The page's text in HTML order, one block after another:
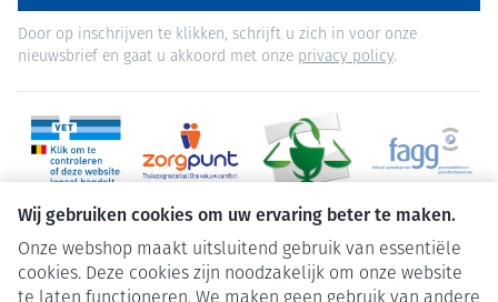
Wij gebruiken cookies om uw ervaring beter te maken.
Onze webshop maakt uitsluitend gebruik van essentiële
cookies. Deze cookies zijn noodzakelijk om onze website
Door op inschrijven te klikken, schrijft u zich in voor onze
nieuwsbrief en gaat u akkoord met onze privacy policy.